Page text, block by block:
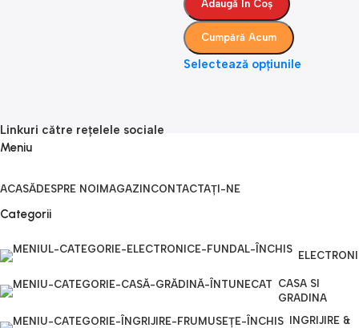
Adaugă În Coș
Cumpără Acum
Selectează opțiunile
Linkuri către rețelele sociale
Meniu
ACASĂDESPRE NOI MAGAZIN CONTACTAȚI-NE
Categorii
CASA SI
GRADINA
INGRIJIRE &